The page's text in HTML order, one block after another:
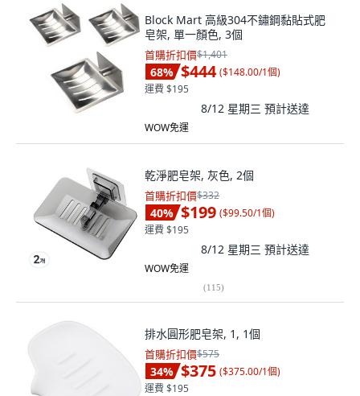
Block Mart 高級304不鏽鋼黏貼式肥
皂架, 單一顏色, 3個
首購折扣價$1,401
68% $444 ($148.00/1個)
運費 $195
8/12 星期三 預計送達
WOW免運
乾淨肥皂架, 灰色, 2個
首購折扣價$332
40% $199 ($99.50/1個)
運費 $195
8/12 星期三 預計送達
WOW免運
(115)
排水圓形肥皂架, 1, 1個
首購折扣價$575
34% $375 ($375.00/1個)
運費 $195